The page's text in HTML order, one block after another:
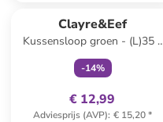
Clayre&Eef
Kussensloop groen - (L)35 x
(B)50 cm
-14%
€ 12,99
Adviesprijs (AVP): € 15,20*